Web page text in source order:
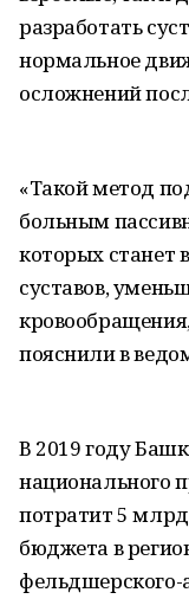
разработать
нормальное
осложнений
«Такой метод
больным
которых станет
суставов,
пояснили в
В 2019 году
национального
потратит 5 млрд
бюджета в
фельдшерского-